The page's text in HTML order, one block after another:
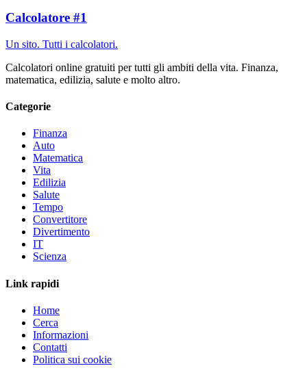
Calcolatore #1
Un sito. Tutti i calcolatori.
Calcolatori online gratuiti per tutti gli ambiti della vita. Finanza,
matematica, edilizia, salute e molto altro.
Categorie
Finanza
Auto
Matematica
Vita
Edilizia
Salute
Tempo
Convertitore
Divertimento
IT
Scienza
Link rapidi
Home
Cerca
Informazioni
Contatti
Politica sui cookie